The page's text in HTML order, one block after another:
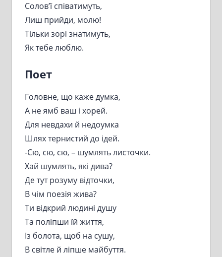
Солов’ї співатимуть,
Лиш прийди, молю!
Тільки зорі знатимуть,
Як тебе люблю.
Поет
Головне, що каже думка,
А не ямб ваш і хорей.
Для невдахи й недоумка
Шлях тернистий до ідей.
-Сю, сю, сю, – шумлять листочки.
Хай шумлять, які дива?
Де тут розуму відточки,
В чім поезія жива?
Ти відкрий людині душу
Та поліпши їй життя,
Із болота, щоб на сушу,
В світле й ліпше майбуття.